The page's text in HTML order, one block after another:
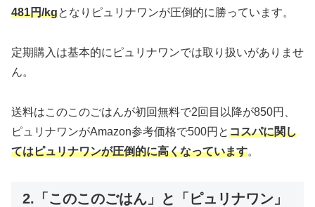
481円/kgとなりピュリナワンが圧倒的に勝っています。
定期購入は基本的にピュリナワンでは取り扱いがありませ
ん。
送料はこのこのごはんが初回無料で2回目以降が850円、
ピュリナワンがAmazon参考価格で500円とコスパに関し
てはピュリナワンが圧倒的に高くなっています。
2.「このこのごはん」と「ピュリナワン」